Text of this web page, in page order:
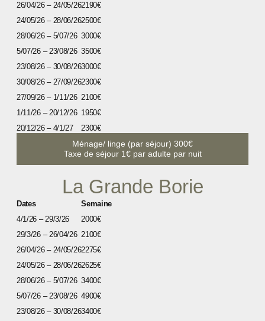
26/04/26 – 24/05/26
24/05/26 – 28/06/26
28/06/26 – 5/07/26
5/07/26 – 23/08/26
23/08/26 – 30/08/26
30/08/26 – 27/09/26
27/09/26 – 1/11/26
1/11/26 – 20/12/26
20/12/26 – 4/1/27
2190€
2500€
3000€
3500€
3000€
2300€
2100€
1950€
2300€
Ménage/ linge (par séjour) 300€
Taxe de séjour 1€ par adulte par nuit
La Grande Borie
Dates
4/1/26 – 29/3/26
29/3/26 – 26/04/26
26/04/26 – 24/05/26
24/05/26 – 28/06/26
28/06/26 – 5/07/26
5/07/26 – 23/08/26
23/08/26 – 30/08/26
Semaine
2000€
2100€
2275€
2625€
3400€
4900€
3400€